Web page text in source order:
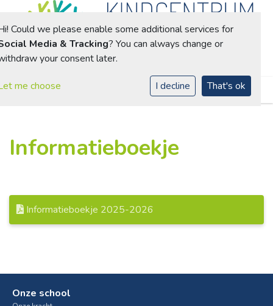
Toggle navigation
Informatieboekje
Informatieboekje 2025-2026
Onze school
Could we please enable some additional services for
Media & Tracking? You can always change or
your consent later.
me choose I decline That's ok